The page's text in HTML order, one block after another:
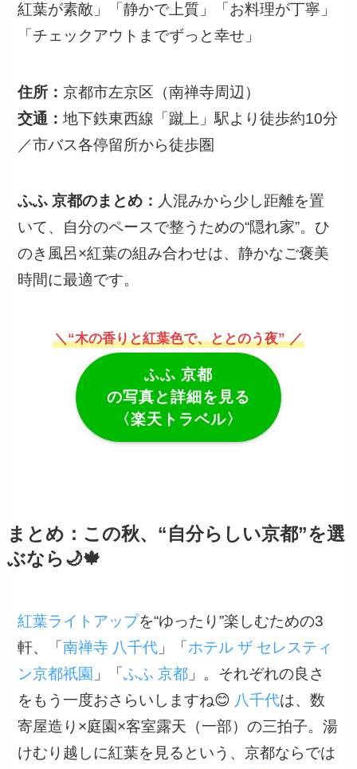
紅葉が素敵」「静かで上質」「お料理が丁寧」
「チェックアウトまでずっと幸せ」
住所：京都市左京区（南禅寺周辺）
交通：地下鉄東西線「蹴上」駅より徒歩約10分
／市バス各停留所から徒歩圏
ふふ 京都のまとめ： 人混みから少し距離を置
いて、自分のペースで整うための“隠れ家”。ひ
のき風呂×紅葉の組み合わせは、静かなご褒美
時間に最適です。
＼“木の香りと紅葉色で、ととのう夜” ／
ふふ 京都
の写真と詳細を見る
〈楽天トラベル〉
まとめ：この秋、“自分らしい京都”を選
ぶなら🌙🍁
紅葉ライトアップを“ゆったり”楽しむための3
軒、「南禅寺 八千代 」「ホテル ザ セレスティ
ン京都祇園 」「ふふ 京都 」。それぞれの良さ
をもう一度おさらいしますね😊 八千代は、数
寄屋造り×庭園×客室露天（一部）の三拍子。湯
けむり越しに紅葉を見るという、京都ならでは